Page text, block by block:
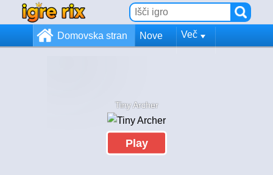
Domovska stran Nove Več
Tiny Archer
Play